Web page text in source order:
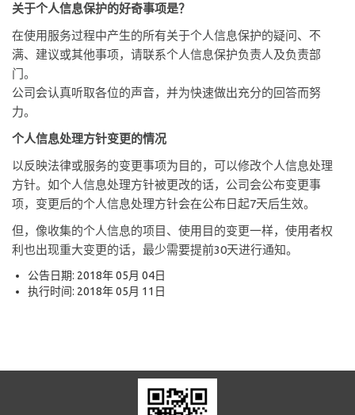
关于个人信息保护的好奇事项是？
在使用服务过程中产生的所有关于个人信息保护的疑问、不
满、建议或其他事项，请联系个人信息保护负责人及负责部
门。
公司会认真听取各位的声音，并为快速做出充分的回答而努
力。
个人信息处理方针变更的情况
以反映法律或服务的变更事项为目的，可以修改个人信息处理
方针。如个人信息处理方针被更改的话，公司会公布变更事
项，变更后的个人信息处理方针会在公布日起7天后生效。
但，像收集的个人信息的项目、使用目的变更一样，使用者权
利也出现重大变更的话，最少需要提前30天进行通知。
公告日期: 2018年 05月 04日
执行时间: 2018年 05月 11日